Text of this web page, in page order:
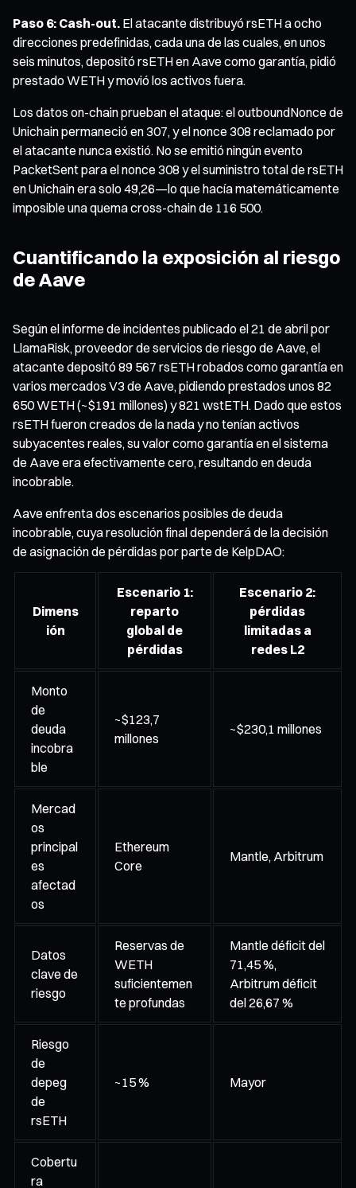
Paso 6: Cash-out. El atacante distribuyó rsETH a ocho
direcciones predefinidas, cada una de las cuales, en unos
seis minutos, depositó rsETH en Aave como garantía, pidió
prestado WETH y movió los activos fuera.
Los datos on-chain prueban el ataque: el outboundNonce de
Unichain permaneció en 307, y el nonce 308 reclamado por
el atacante nunca existió. No se emitió ningún evento
PacketSent para el nonce 308 y el suministro total de rsETH
en Unichain era solo 49,26—lo que hacía matemáticamente
imposible una quema cross-chain de 116 500.
Cuantificando la exposición al riesgo
de Aave
Según el informe de incidentes publicado el 21 de abril por
LlamaRisk, proveedor de servicios de riesgo de Aave, el
atacante depositó 89 567 rsETH robados como garantía en
varios mercados V3 de Aave, pidiendo prestados unos 82
650 WETH (~$191 millones) y 821 wstETH. Dado que estos
rsETH fueron creados de la nada y no tenían activos
subyacentes reales, su valor como garantía en el sistema
de Aave era efectivamente cero, resultando en deuda
incobrable.
Aave enfrenta dos escenarios posibles de deuda
incobrable, cuya resolución final dependerá de la decisión
de asignación de pérdidas por parte de KelpDAO:
Dimens
ión
Escenario 1:
reparto
global de
pérdidas
Escenario 2:
pérdidas
limitadas a
redes L2
Monto
de
deuda
incobra
ble
~$123,7
millones
~$230,1 millones
Mercad
os
principal
es
afectad
os
Ethereum
Core
Mantle, Arbitrum
Datos
clave de
riesgo
Reservas de
WETH
suficientemen
te profundas
Mantle déficit del
71,45 %,
Arbitrum déficit
del 26,67 %
Riesgo
de
depeg
de
rsETH
~15 % Mayor
Cobertu
ra